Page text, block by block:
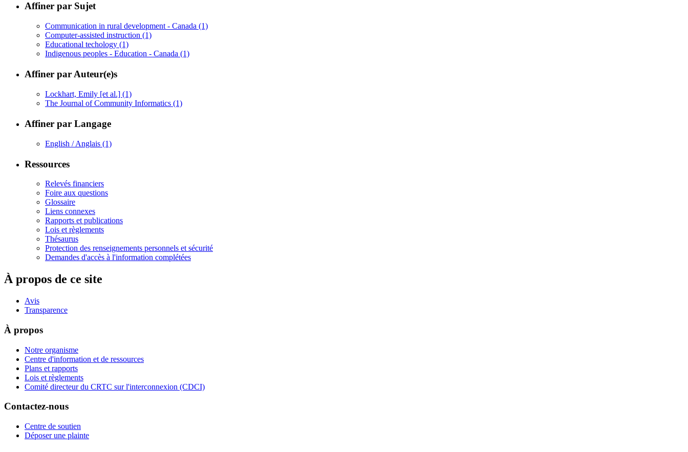
Affiner par Sujet
Communication in rural development - Canada (1)
Computer-assisted instruction (1)
Educational techology (1)
Indigenous peoples - Education - Canada (1)
Affiner par Auteur(e)s
Lockhart, Emily [et al.] (1)
The Journal of Community Informatics (1)
Affiner par Langage
English / Anglais (1)
Ressources
Relevés financiers
Foire aux questions
Glossaire
Liens connexes
Rapports et publications
Lois et règlements
Thésaurus
Protection des renseignements personnels et sécurité
Demandes d'accès à l'information complétées
À propos de ce site
Avis
Transparence
À propos
Notre organisme
Centre d'information et de ressources
Plans et rapports
Lois et règlements
Comité directeur du CRTC sur l'interconnexion (CDCI)
Contactez-nous
Centre de soutien
Déposer une plainte